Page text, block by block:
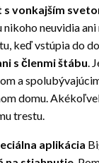
vonkajším
neuvidia
keď vstúpia do
s členmi štábu.
a
domu.
trestu.
aplikácia